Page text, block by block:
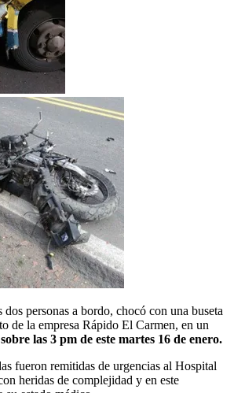
personas a bordo, chocó con una buseta
de la empresa Rápido El Carmen, en un
sobre las 3 pm de este martes 16 de enero.
fueron remitidas de urgencias al Hospital
heridas de complejidad y en este